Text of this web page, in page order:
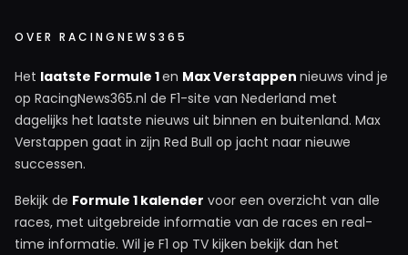
OVER RACINGNEWS365
Het laatste Formule 1en Max Verstappen nieuws vind je
op RacingNews365.nl de F1-site van Nederland met
dagelijks het laatste nieuws uit binnen en buitenland. Max
Verstappen gaat in zijn Red Bull op jacht naar nieuwe
successen.
Bekijk de Formule 1 kalender voor een overzicht van alle
races, met uitgebreide informatie van de races en real-
time informatie. Wil je F1 op TV kijken bekijk dan het